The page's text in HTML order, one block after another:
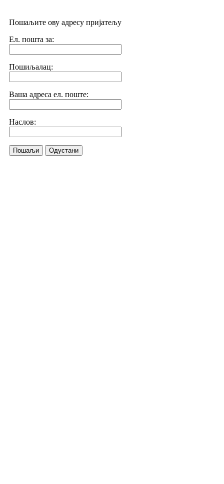
Пошаљите ову адресу пријатељу
Ел. пошта за:
Пошиљалац:
Ваша адреса ел. поште:
Наслов:
Пошаљи Одустани